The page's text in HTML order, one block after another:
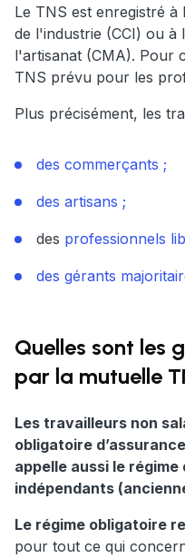
Le TNS est enregistré
de l'industrie (CCI) ou à
l'artisanat (CMA). Pour
TNS prévu pour les
Plus précisément, les
des commerçants ;
des artisans ;
des professionnels
des gérants
Quelles sont les
par la mutuelle
Les travailleurs non
obligatoire
appelle aussi le
indépendants
Le régime obligatoire
pour tout ce qui